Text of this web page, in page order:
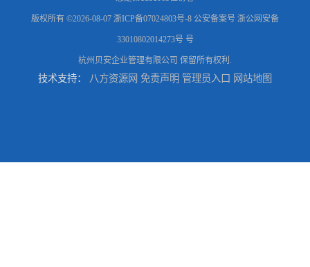
版权所有 ©2026-08-07 浙ICP备07024803号-8 公安备案号 浙公网安备
33010802014273号 号
杭州贝安企业管理有限公司 保留所有权利.
技术支持： 八方资源网 免责声明 管理员入口 网站地图